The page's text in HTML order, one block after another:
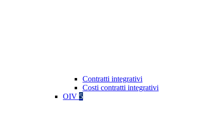
Contratti integrativi
Costi contratti integrativi
OIV 5